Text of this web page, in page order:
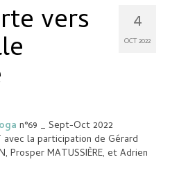
4
OCT 2022
vers
n°69 _ Sept-Oct 2022
avec la participation de Gérard
Prosper MATUSSIÈRE, et Adrien